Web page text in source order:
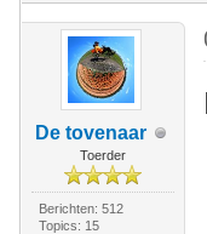
De tovenaar
Toerder
Berichten: 512
Topics: 15